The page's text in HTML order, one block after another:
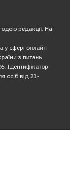
редакції. На
у сфері онлайн
з питань
Ідентифікатор
осіб від 21-